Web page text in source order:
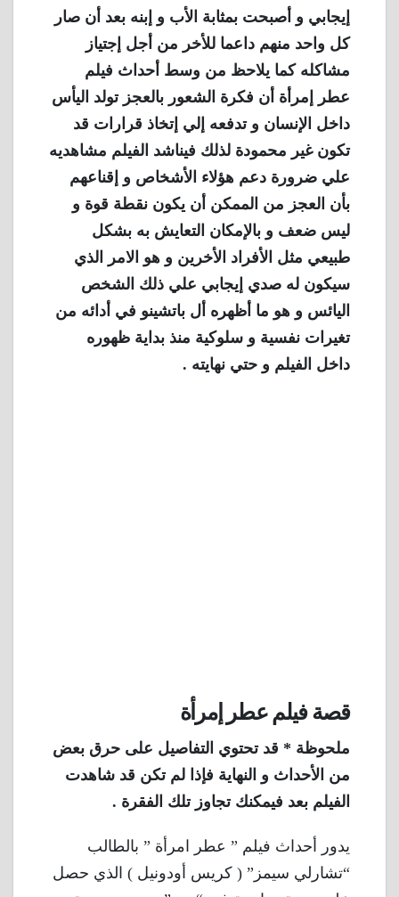
إيجابي و أصبحت بمثابة الأب و إبنه بعد أن صار
كل واحد منهم داعما للأخر من أجل إجتياز
مشاكله كما يلاحظ من وسط أحداث فيلم
عطر إمرأة أن فكرة الشعور بالعجز تولد اليأس
داخل الإنسان و تدفعه إلي إتخاذ قرارات قد
تكون غير محمودة لذلك فيناشد الفيلم مشاهديه
علي ضرورة دعم هؤلاء الأشخاص و إقناعهم
بأن العجز من الممكن أن يكون نقطة قوة و
ليس ضعف و بالإمكان التعايش به بشكل
طبيعي مثل الأفراد الأخرين و هو الامر الذي
سيكون له صدي إيجابي علي ذلك الشخص
اليائس و هو ما أظهره أل باتشينو في أدائه من
تغيرات نفسية و سلوكية منذ بداية ظهوره
داخل الفيلم و حتي نهايته .
قصة فيلم عطر إمرأة
ملحوظة * قد تحتوي التفاصيل على حرق بعض
من الأحداث و النهاية فإذا لم تكن قد شاهدت
الفيلم بعد فيمكنك تجاوز تلك الفقرة .
يدور أحداث فيلم ” عطر امرأة ” بالطالب
“تشارلي سيمز” ( كريس أودونيل ) الذي حصل